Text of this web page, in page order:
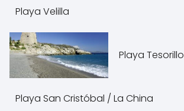
Playa Velilla
Playa Tesorillo
Playa San Cristóbal / La China